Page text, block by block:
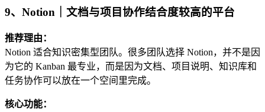
9、Notion｜文档与项目协作结合度较高的平台
推荐理由：
Notion 适合知识密集型团队。很多团队选择 Notion，并不是因
为它的 Kanban 最专业，而是因为文档、项目说明、知识库和
任务协作可以放在一个空间里完成。
核心功能：